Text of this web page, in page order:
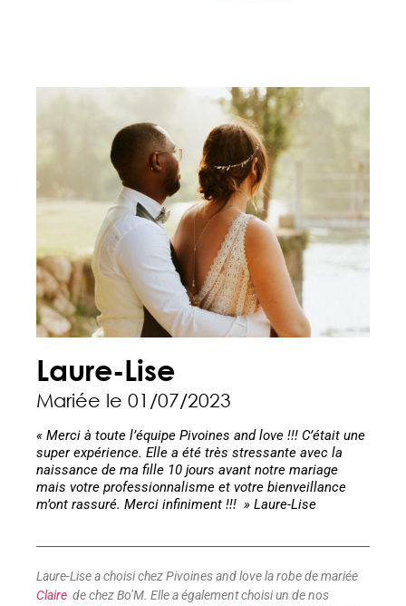
Laure-Lise
Mariée le 01/07/2023
« Merci à toute l’équipe Pivoines and love !!! C’était une
super expérience. Elle a été très stressante avec la
naissance de ma fille 10 jours avant notre mariage
mais votre professionnalisme et votre bienveillance
m’ont rassuré. Merci infiniment !!! » Laure-Lise
Laure-Lise a choisi chez Pivoines and love la robe de mariée
Claire de chez Bo’M. Elle a également choisi un de nos